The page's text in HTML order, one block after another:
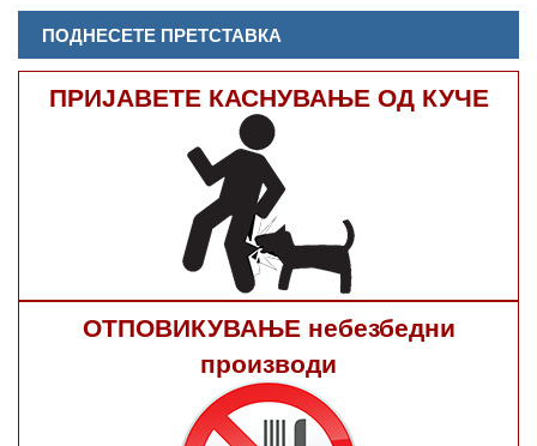
ПОДНЕСЕТЕ ПРЕТСТАВКА
ПРИЈАВЕТЕ КАСНУВАЊЕ ОД КУЧЕ
ОТПОВИКУВАЊЕ небезбедни
производи